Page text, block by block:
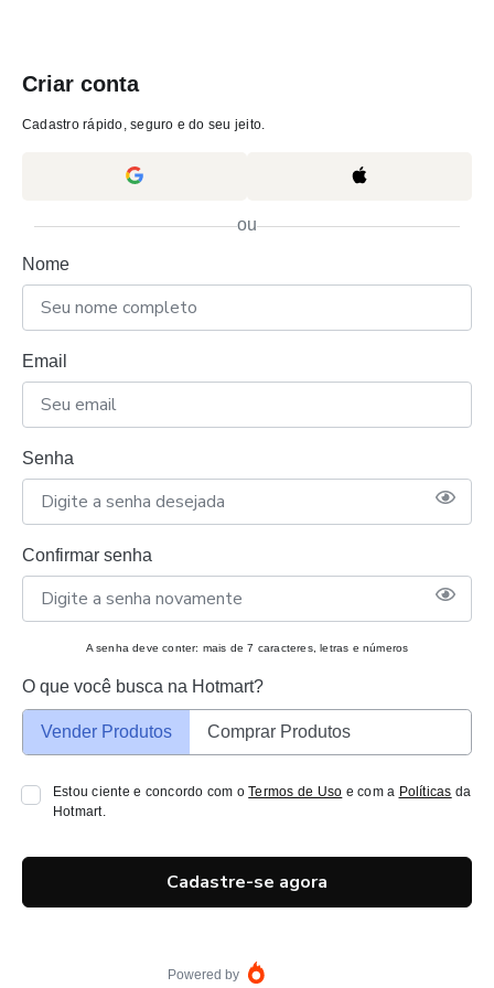
Criar conta
Cadastro rápido, seguro e do seu jeito.
ou
Nome
Email
Senha
Confirmar senha
A senha deve conter: mais de 7 caracteres, letras e números
O que você busca na Hotmart?
Vender Produtos Comprar Produtos
Estou ciente e concordo com oTermos de Uso e com a Políticas da
Hotmart.
Cadastre-se agora
Powered by